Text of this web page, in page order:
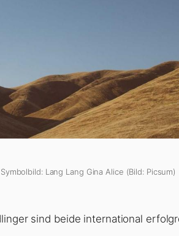
Symbolbild: Lang Lang Gina Alice (Bild: Picsum)
sind beide international